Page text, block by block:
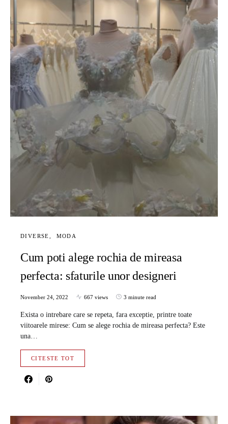
DIVERSE MODA
Cum poti alege rochia de mireasa
perfecta: sfaturile unor designeri
November 24, 2022 667 views 3 minute read
Exista o intrebare care se repeta, fara exceptie, printre toate
viitoarele mirese: Cum se alege rochia de mireasa perfecta? Este
una…
CITESTE TOT